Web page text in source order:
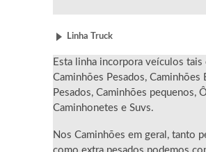
Linha Truck
Esta linha incorpora veículos tais
Caminhões Pesados, Caminhões
Pesados, Caminhões pequenos,
Caminhonetes e Suvs.
Nos Caminhões em geral, tanto